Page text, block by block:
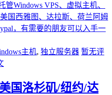
管Windows VPS、虚拟主机、
国西雅图、达拉斯、荷兰阿姆
，有需要的朋友可以入手一
主机, 独立服务器 暂无评
国洛杉矶/纽约/达